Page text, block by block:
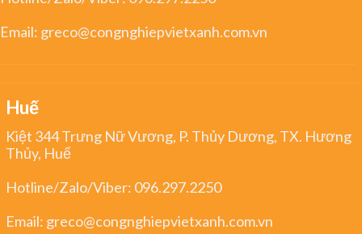
Email: greco@congnghiepvietxanh.com.vn
Huế
Kiệt 344 Trưng Nữ Vương, P. Thủy Dương, TX. Hương
Thủy, Huế
Hotline/Zalo/Viber: 096.297.2250
Email: greco@congnghiepvietxanh.com.vn